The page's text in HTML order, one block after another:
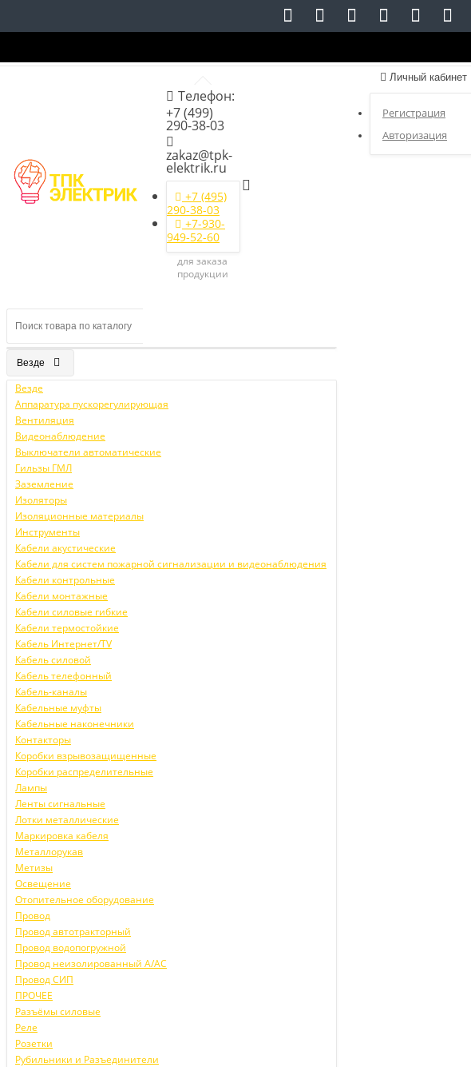
Личный кабинет
Регистрация
Авторизация
Телефон:
+7 (499)
290-38-03
zakaz@tpk-
elektrik.ru
+7 (495)
290-38-03
+7-930-
949-52-60
для заказа
продукции
Везде
Везде
Аппаратура пускорегулирующая
Вентиляция
Видеонаблюдение
Выключатели автоматические
Гильзы ГМЛ
Заземление
Изоляторы
Изоляционные материалы
Инструменты
Кабели акустические
Кабели для систем пожарной сигнализации и видеонаблюдения
Кабели контрольные
Кабели монтажные
Кабели силовые гибкие
Кабели термостойкие
Кабель Интернет/TV
Кабель силовой
Кабель телефонный
Кабель-каналы
Кабельные муфты
Кабельные наконечники
Контакторы
Коробки взрывозащищенные
Коробки распределительные
Лампы
Ленты сигнальные
Лотки металлические
Маркировка кабеля
Металлорукав
Метизы
Освещение
Отопительное оборудование
Провод
Провод автотракторный
Провод водопогружной
Провод неизолированный А/АС
Провод СИП
ПРОЧЕЕ
Разъёмы силовые
Реле
Розетки
Рубильники и Разъединители